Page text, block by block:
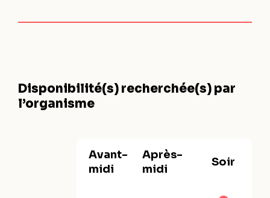
Disponibilité(s) recherchée(s) par
l’organisme
Avant-
midi
Après-
midi
Soir